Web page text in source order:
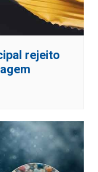
rejeito